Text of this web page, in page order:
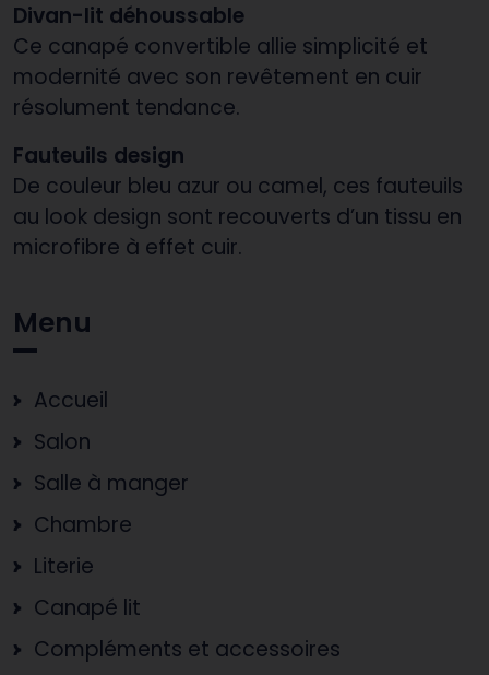
Divan-lit déhoussable
Ce canapé convertible allie simplicité et
modernité avec son revêtement en cuir
résolument tendance.
Fauteuils design
De couleur bleu azur ou camel, ces fauteuils
au look design sont recouverts d’un tissu en
microfibre à effet cuir.
Menu
Accueil
Salon
Salle à manger
Chambre
Literie
Canapé lit
Compléments et accessoires